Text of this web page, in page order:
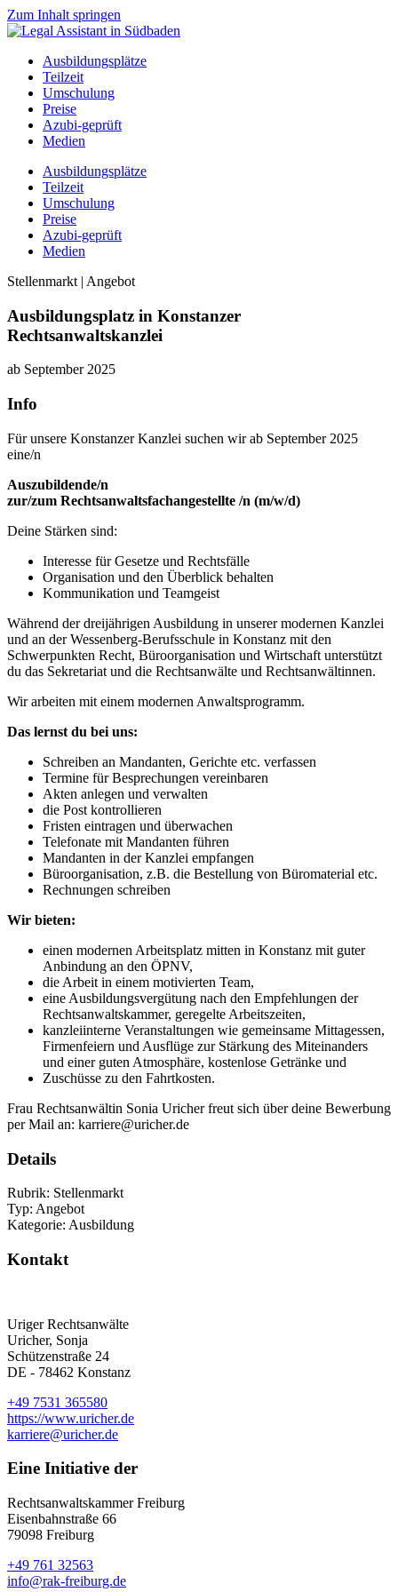
Zum Inhalt springen
Ausbildungsplätze
Teilzeit
Umschulung
Preise
Azubi-geprüft
Medien
Ausbildungsplätze
Teilzeit
Umschulung
Preise
Azubi-geprüft
Medien
Stellenmarkt | Angebot
Ausbildungsplatz in Konstanzer
Rechtsanwaltskanzlei
ab September 2025
Info
Für unsere Konstanzer Kanzlei suchen wir ab September 2025
eine/n
Auszubildende/n
zur/zum Rechtsanwaltsfachangestellte /n (m/w/d)
Deine Stärken sind:
Interesse für Gesetze und Rechtsfälle
Organisation und den Überblick behalten
Kommunikation und Teamgeist
Während der dreijährigen Ausbildung in unserer modernen Kanzlei
und an der Wessenberg-Berufsschule in Konstanz mit den
Schwerpunkten Recht, Büroorganisation und Wirtschaft unterstützt
du das Sekretariat und die Rechtsanwälte und Rechtsanwältinnen.
Wir arbeiten mit einem modernen Anwaltsprogramm.
Das lernst du bei uns:
Schreiben an Mandanten, Gerichte etc. verfassen
Termine für Besprechungen vereinbaren
Akten anlegen und verwalten
die Post kontrollieren
Fristen eintragen und überwachen
Telefonate mit Mandanten führen
Mandanten in der Kanzlei empfangen
Büroorganisation, z.B. die Bestellung von Büromaterial etc.
Rechnungen schreiben
Wir bieten:
einen modernen Arbeitsplatz mitten in Konstanz mit guter
Anbindung an den ÖPNV,
die Arbeit in einem motivierten Team,
eine Ausbildungsvergütung nach den Empfehlungen der
Rechtsanwaltskammer, geregelte Arbeitszeiten,
kanzleiinterne Veranstaltungen wie gemeinsame Mittagessen,
Firmenfeiern und Ausflüge zur Stärkung des Miteinanders
und einer guten Atmosphäre, kostenlose Getränke und
Zuschüsse zu den Fahrtkosten.
Frau Rechtsanwältin Sonia Uricher freut sich über deine Bewerbung
per Mail an: karriere@uricher.de
Details
Rubrik: Stellenmarkt
Typ: Angebot
Kategorie: Ausbildung
Kontakt
Uriger Rechtsanwälte
Uricher, Sonja
Schützenstraße 24
DE - 78462 Konstanz
+49 7531 365580
https://www.uricher.de
karriere@uricher.de
Eine Initiative der
Rechtsanwaltskammer Freiburg
Eisenbahnstraße 66
79098 Freiburg
+49 761 32563
info@rak-freiburg.de